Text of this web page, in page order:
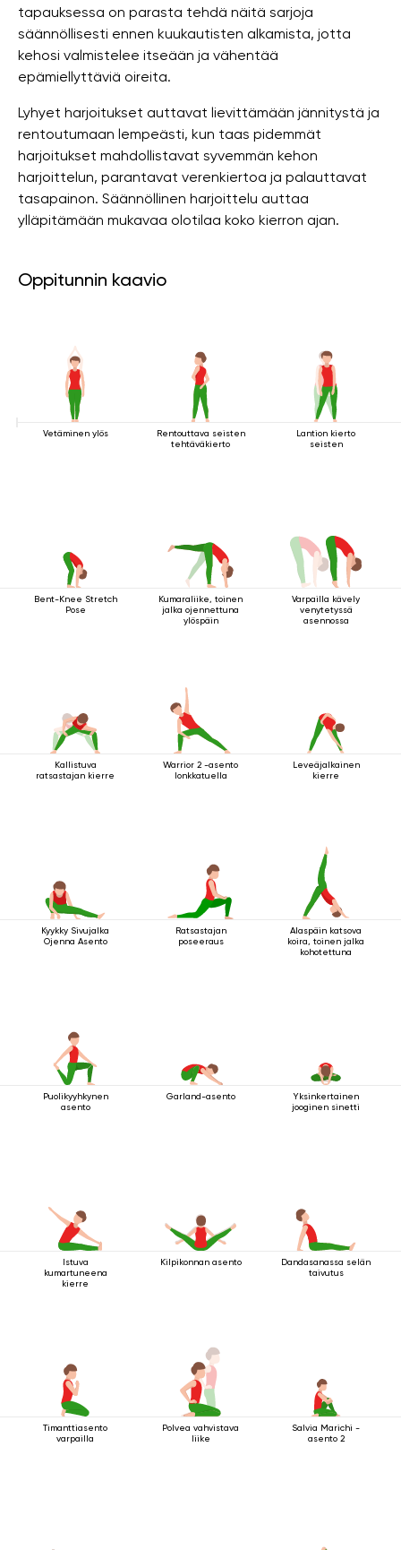
tapauksessa on parasta tehdä näitä sarjoja
säännöllisesti ennen kuukautisten alkamista, jotta
kehosi valmistelee itseään ja vähentää
epämiellyttäviä oireita.
Lyhyet harjoitukset auttavat lievittämään jännitystä ja
rentoutumaan lempeästi, kun taas pidemmät
harjoitukset mahdollistavat syvemmän kehon
harjoittelun, parantavat verenkiertoa ja palauttavat
tasapainon. Säännöllinen harjoittelu auttaa
ylläpitämään mukavaa olotilaa koko kierron ajan.
Oppitunnin kaavio
Vetäminen ylös
Rentouttava seisten
tehtäväkierto
Lantion kierto
seisten
Bent-Knee Stretch
Pose
Kumaraliike, toinen
jalka ojennettuna
ylöspäin
Varpailla kävely
venytetyssä
asennossa
Kallistuva
ratsastajan kierre
Warrior 2 -asento
lonkkatuella
Leveäjalkainen
kierre
Kyykky Sivujalka
Ojenna Asento
Ratsastajan
poseeraus
Alaspäin katsova
koira, toinen jalka
kohotettuna
Puolikyyhkynen
asento
Garland-asento
Yksinkertainen
jooginen sinetti
Istuva
kumartuneena
kierre
Kilpikonnan asento
Dandasanassa selän
taivutus
Timanttiasento
varpailla
Polvea vahvistava
liike
Salvia Marichi -
asento 2